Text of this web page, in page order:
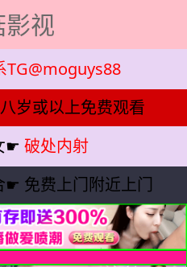
视
TG@moguys88
岁或以上免费观看
☛ 破处内射
☛ 免费上门附近上门